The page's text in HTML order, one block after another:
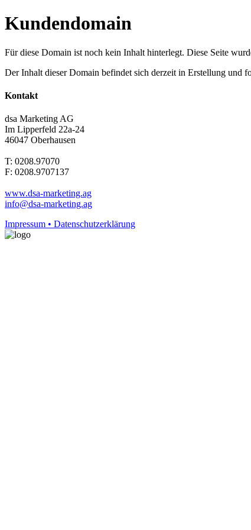
Kundendomain
Für diese Domain ist noch kein Inhalt hinterlegt. Diese Seite
Der Inhalt dieser Domain befindet sich derzeit in Erstellung und
Kontakt
dsa Marketing AG
Im Lipperfeld 22a-24
46047 Oberhausen
T: 0208.97070
F: 0208.9707137
www.dsa-marketing.ag
info@dsa-marketing.ag
Impressum • Datenschutzerklärung